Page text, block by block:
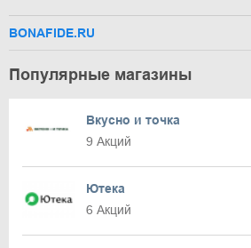
BONAFIDE.RU
Популярные магазины
Вкусно и точка
9 Акций
Ютека
6 Акций